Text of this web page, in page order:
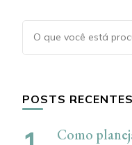
Procurando
algo?
POSTS RECENTES
Como